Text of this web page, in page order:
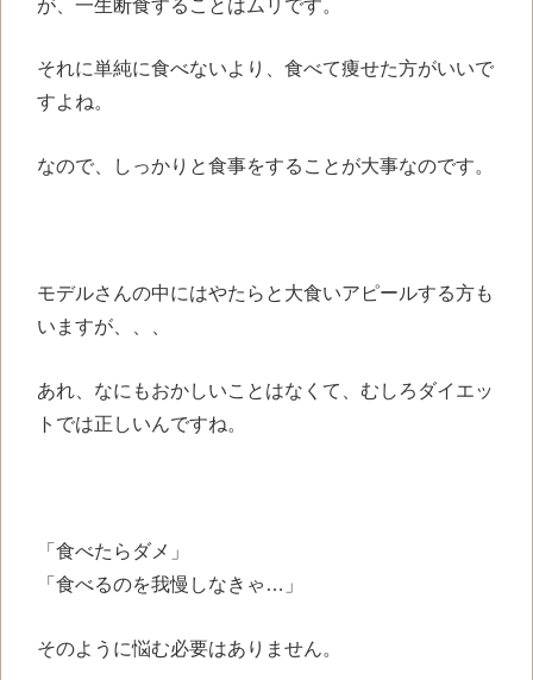
が、一生断食することはムリです。
それに単純に食べないより、食べて痩せた方がいいで
すよね。
なので、しっかりと食事をすることが大事なのです。
モデルさんの中にはやたらと大食いアピールする方も
いますが、、、
あれ、なにもおかしいことはなくて、むしろダイエッ
トでは正しいんですね。
「食べたらダメ」
「食べるのを我慢しなきゃ…」
そのように悩む必要はありません。